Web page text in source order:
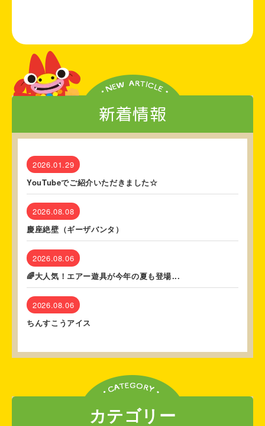
新着情報
2026.01.29
YouTubeでご紹介いただきました☆
2026.08.08
慶座絶壁（ギーザバンタ）
2026.08.06
🌈大人気！エアー遊具が今年の夏も登場...
2026.08.06
ちんすこうアイス
カテゴリー